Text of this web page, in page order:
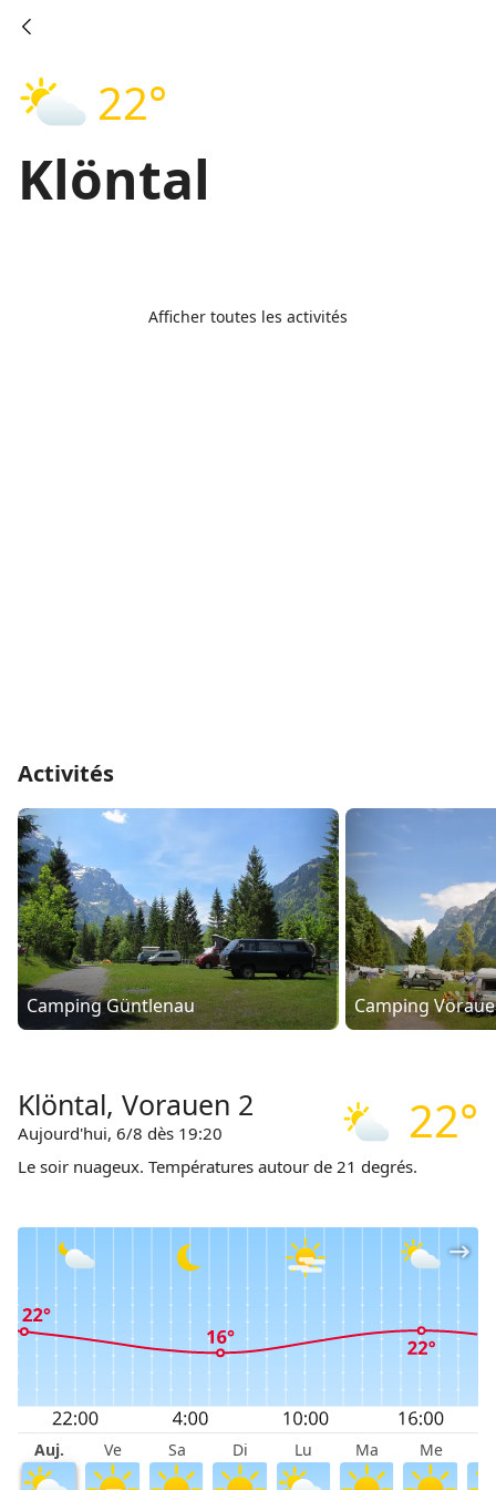
22°
Klöntal
Afficher toutes les activités
Activités
Camping Güntlenau Camping
22°
Klöntal, Vorauen 2
Aujourd'hui, 6/8 dès 19:20
Le soir nuageux. Températures autour de 21 degrés.
Auj. Ve Sa Di Lu Ma Me